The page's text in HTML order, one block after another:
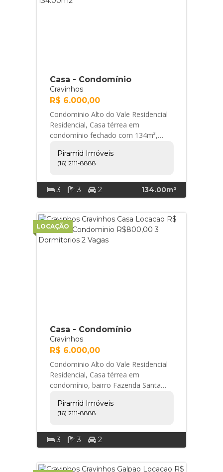
Casa - Condomínio
Cravinhos
R$ 6.000,00
Condominio Alto do Vale Residencial
Residencial, Casa térrea em
condomínio fechado com 134m²,
quartos com armários em... Piramid
Imóveis
Piramid Imóveis
(16) 2111-8888
3 3 2 134.00m²
LOCAÇÃO
Casa - Condomínio
Cravinhos
R$ 6.000,00
Condominio Alto do Vale Residencial
Residencial, Casa térrea em
condomínio, bairro Fazenda Santa
- 03 quartos com ... Piramid Imóveis
Piramid Imóveis
(16) 2111-8888
3 3 2